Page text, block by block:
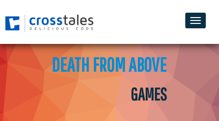
Toggle
DEATH FROM ABOVE
GAMES